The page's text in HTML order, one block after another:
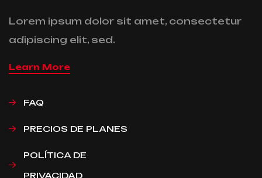
Lorem ipsum dolor sit amet, consectetur
adipiscing elit, sed.
Learn More
FAQ
PRECIOS DE PLANES
POLÍTICA DE
PRIVACIDAD